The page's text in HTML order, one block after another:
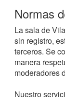
Normas
La sala de
sin registro,
terceros. Se
manera
moderadores
Nuestro